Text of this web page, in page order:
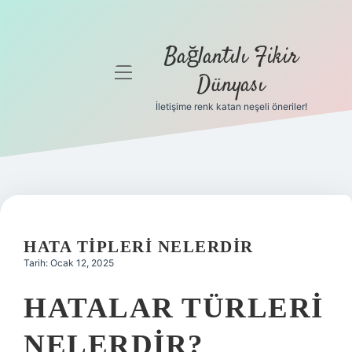
Gizlilik
Hakkımızda
menüyü
Bağlantılı Fikir
Dünyası
İletişime renk katan neşeli öneriler!
HATA TIPLERI NELERDIR
Tarih: Ocak 12, 2025
HATALAR TÜRLERI
NELERDIR?